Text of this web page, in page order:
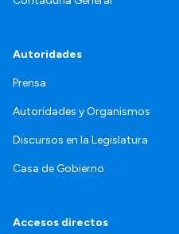
Autoridades
Prensa
Autoridades y Organismos
Discursos en la Legislatura
Casa de Gobierno
Accesos directos